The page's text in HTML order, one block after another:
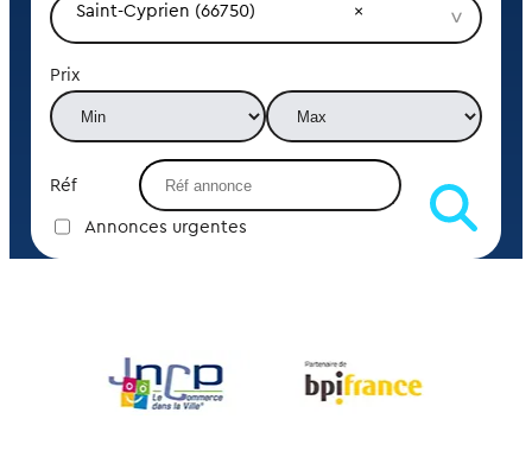
Saint-Cyprien (66750)
Prix
Réf
Annonces urgentes